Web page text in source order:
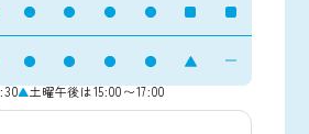
土曜午後は15:00〜17:00